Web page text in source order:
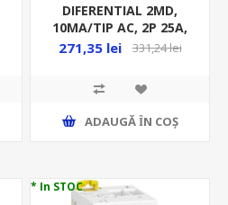
DIFERENTIAL 2MD,
10MA/TIP AC, 2P 25A,
10KA, RCCB, A9R
271,35 lei 331,24 lei
ADAUGĂ ȊN COŞ
* In STOC